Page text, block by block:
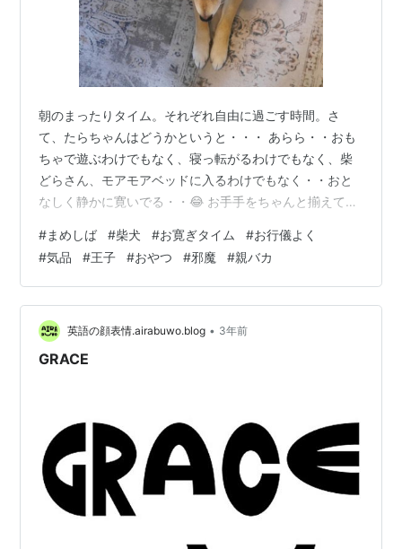
朝のまったりタイム。それぞれ自由に過ごす時間。さ
て、たらちゃんはどうかというと・・・ あらら・・おも
ちゃで遊ぶわけでもなく、寝っ転がるわけでもなく、柴
どらさん、モアモアベッドに入るわけでもなく・・おと
なしく静かに寛いでる・・😂 お手手をちゃんと揃えてな
（親バカ うっとおしい発言😅） あまりにも素敵な姿なの
でバシャバシャ連写していると・・ 何かくれるの？うっ
としいんだけど・・？と言いたげに立ち上がってこっち
を凝視💦 せっかくの寛ぎタイムなのに、邪魔をしてしま
った・・😓 ここまでしておいて何にも差し上げないわけ
にもいかず、ちょろっとおやつをご賞味頂…
#まめしば #柴犬 #お寛ぎタイム #お行儀よく
#気品 #王子 #おやつ #邪魔 #親バカ
英語の顔表情.airabuwo.blog • 3年前
GRACE